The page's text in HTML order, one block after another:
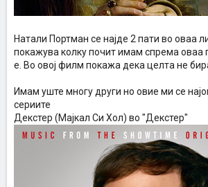
Натали Портман се најде 2 пати во оваа
покажува колку почит имам спрема оваа
е. Во овој филм покажа дека целта не
Имам уште многу други но овие ми се
сериите
Декстер (Мајкал Си Хол) во "Декстер"